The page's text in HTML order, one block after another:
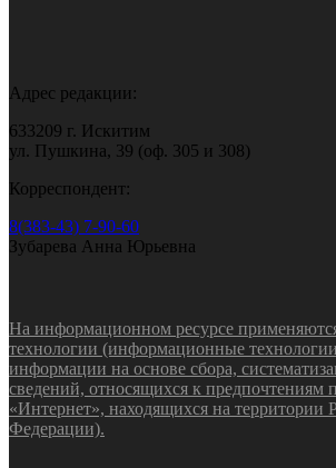
Адрес редакции:
633209 г. Искитим
ул. Пушкина, 39 (оф. 305 и 308)
Корреспондент:
8(383-43) 7-90-60
Зубарева Анна Юрьевна
На информационном ресурсе
технологии (информационные
информации на основе сбора,
сведений, относящихся к предпочтениям
«Интернет», находящихся на территории
Федерации).